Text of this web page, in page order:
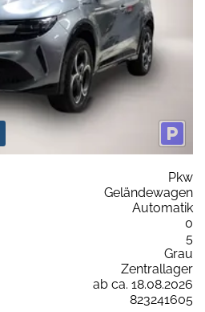
Pkw
Geländewagen
Automatik
0
5
Grau
Zentrallager
ab ca. 18.08.2026
823241605